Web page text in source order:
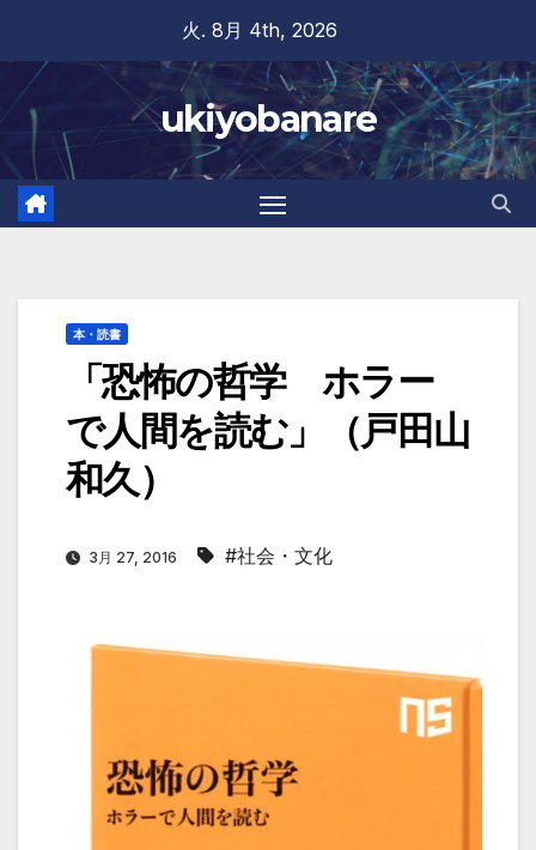
content
火. 8月 4th, 2026
ukiyobanare
本・読書
「恐怖の哲学 ホラー
で人間を読む」（戸田山
和久）
3月 27, 2016 #社会・文化